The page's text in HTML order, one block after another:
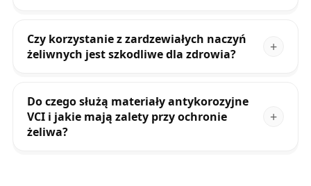
Czy korzystanie z zardzewiałych naczyń
żeliwnych jest szkodliwe dla zdrowia?
Do czego służą materiały antykorozyjne
VCI i jakie mają zalety przy ochronie
żeliwa?